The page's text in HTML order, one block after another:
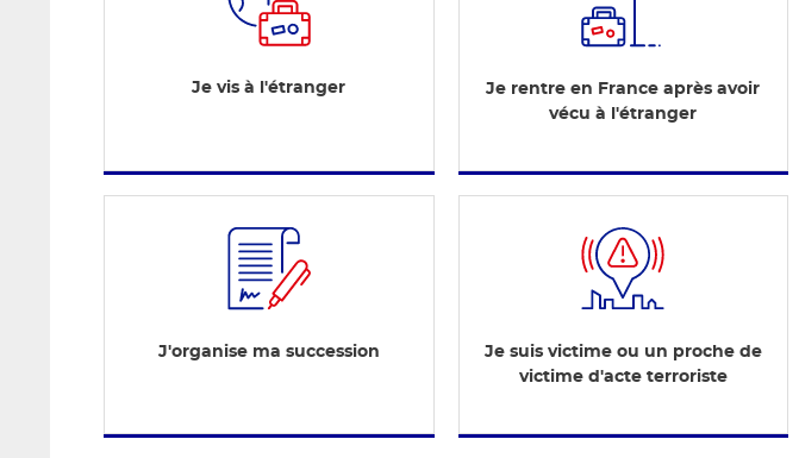
Je vis à l'étranger
Je rentre en France après avoir
vécu à l'étranger
J'organise ma succession
Je suis victime ou un proche de
victime d'acte terroriste